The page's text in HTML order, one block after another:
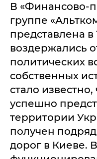
В
группе
представлена в
воздержались
политических
собственных
стало
успешно
территории
получен
дорог в Киеве.